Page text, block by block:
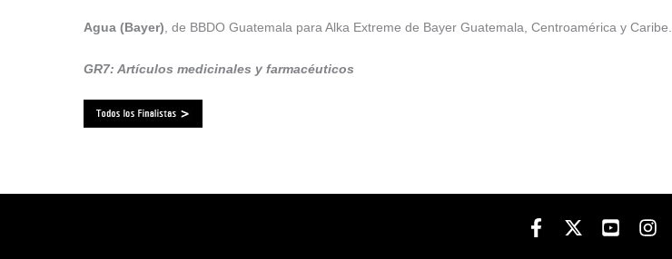
Agua (Bayer), de BBDO Guatemala para Alka Extreme de Bayer Guatemala, Centroamérica y Caribe.
GR7: Artículos medicinales y farmacéuticos